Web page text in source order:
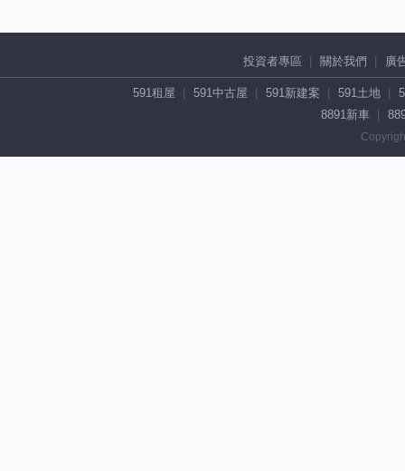
投資者專區 關於我們 廣
591租屋 591中古屋 591新建案 591土地
8891新車